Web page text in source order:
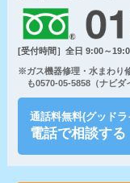
[受付時間］全日 9:00～
※ガス機器修理・水まわり
も0570-05-5858（ナビダ
通話料無料(グッド
電話で相談する